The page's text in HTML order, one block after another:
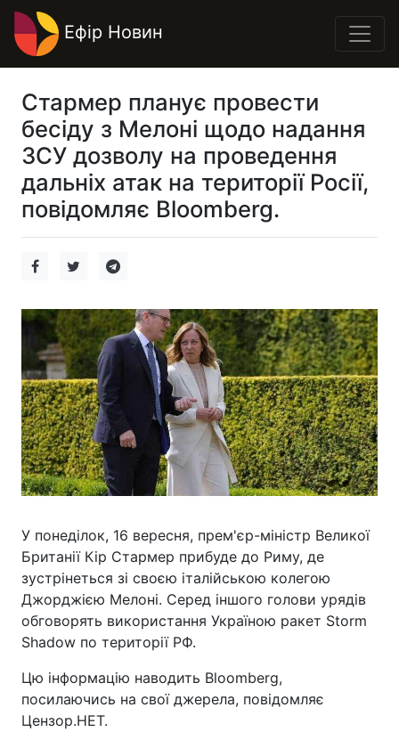
Ефір Новин
Стармер планує провести
бесіду з Мелоні щодо надання
ЗСУ дозволу на проведення
дальніх атак на території Росії,
повідомляє Bloomberg.
У понеділок, 16 вересня, прем'єр-міністр Великої
Британії Кір Стармер прибуде до Риму, де
зустрінеться зі своєю італійською колегою
Джорджією Мелоні. Серед іншого голови урядів
обговорять використання Україною ракет Storm
Shadow по території РФ.
Цю інформацію наводить Bloomberg,
посилаючись на свої джерела, повідомляє
Цензор.НЕТ.